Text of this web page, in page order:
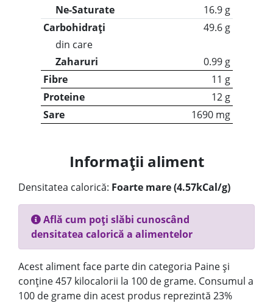
Ne-Saturate
16.9 g
Carbohidrați
49.6 g
din care
Zaharuri
0.99 g
Fibre
11 g
Proteine
12 g
Sare
1690 mg
Informații aliment
Densitatea calorică: Foarte mare (4.57kCal/g)
Află cum poți slăbi cunoscând
densitatea calorică a alimentelor
Acest aliment face parte din categoria Paine și
conține 457 kilocalorii la 100 de grame. Consumul a
100 de grame din acest produs reprezintă 23%